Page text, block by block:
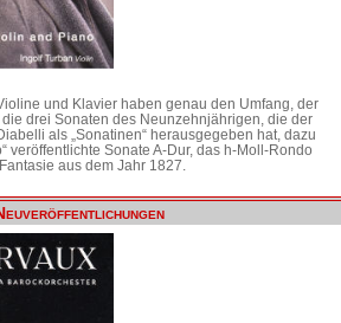
und Klavier haben genau den Umfang, der
drei Sonaten des Neunzehnjährigen, die der
als „Sonatinen“ herausgegeben hat, dazu
veröffentlichte Sonate A-Dur, das h-Moll-Rondo
aus dem Jahr 1827.